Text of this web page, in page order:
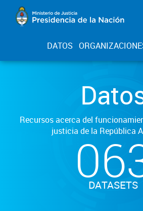
DATOS
Recursos acerca del
justicia de la República
DATASETS